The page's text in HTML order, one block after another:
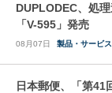
DUPLODEC、処
「V-595」発売
08月07日 製品・サービス
日本郵便、「第41